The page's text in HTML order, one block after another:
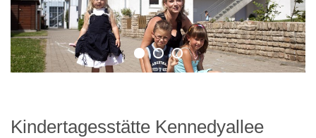
Kindertagesstätte Kennedyallee